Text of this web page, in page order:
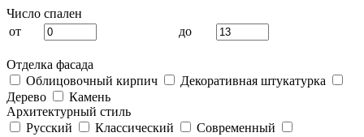
Число спален
от
до
Отделка фасада
Облицовочный кирпич
Декоративная штукатурка
Дерево
Камень
Архитектурный стиль
Русский
Классический
Современный